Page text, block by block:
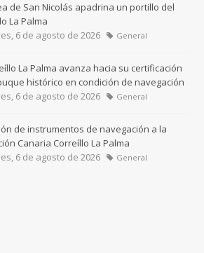
de San Nicolás apadrina un portillo del
La Palma
6 de agosto de 2026
General
La Palma avanza hacia su certificación
histórico en condición de navegación
6 de agosto de 2026
General
de instrumentos de navegación a la
Canaria Correíllo La Palma
6 de agosto de 2026
General